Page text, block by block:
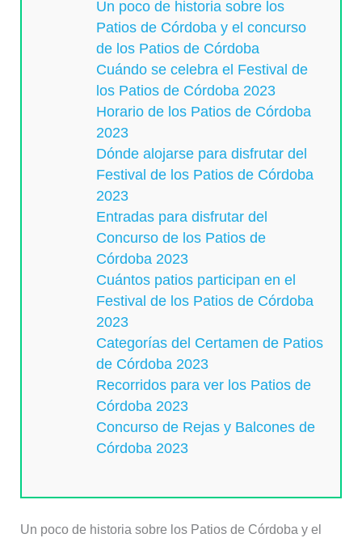
Un poco de historia sobre los
Patios de Córdoba y el concurso
de los Patios de Córdoba
Cuándo se celebra el Festival de
los Patios de Córdoba 2023
Horario de los Patios de Córdoba
2023
Dónde alojarse para disfrutar del
Festival de los Patios de Córdoba
2023
Entradas para disfrutar del
Concurso de los Patios de
Córdoba 2023
Cuántos patios participan en el
Festival de los Patios de Córdoba
2023
Categorías del Certamen de Patios
de Córdoba 2023
Recorridos para ver los Patios de
Córdoba 2023
Concurso de Rejas y Balcones de
Córdoba 2023
Un poco de historia sobre los Patios de Córdoba y el